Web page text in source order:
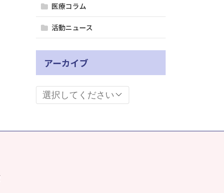
医療コラム
活動ニュース
アーカイブ